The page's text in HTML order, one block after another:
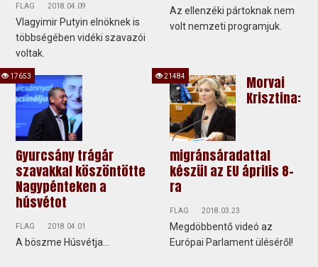
FLAG 2018.04.09
Vlagyimir Putyin elnöknek is
többségében vidéki szavazói
voltak.
Az ellenzéki pártoknak nem
volt nemzeti programjuk.
Gyurcsány trágár
szavakkal köszöntötte
Nagypénteken a
húsvétot
FLAG 2018.04.01
A böszme Húsvétja...
17653
Morvai
Krisztina:
migránsáradattal
készül az EU április 8-
ra
FLAG 2018.03.23
Megdöbbentő videó az
Európai Parlament üléséről!
21484